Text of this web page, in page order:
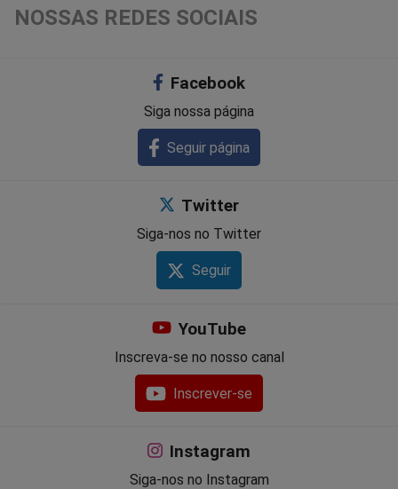
NOSSAS REDES SOCIAIS
Facebook
Siga nossa página
Seguir página
Twitter
Siga-nos no Twitter
Seguir
YouTube
Inscreva-se no nosso canal
Inscrever-se
Instagram
Siga-nos no Instagram